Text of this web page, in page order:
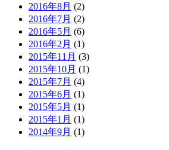
2016年8月 (2)
2016年7月 (2)
2016年5月 (6)
2016年2月 (1)
2015年11月 (3)
2015年10月 (1)
2015年7月 (4)
2015年6月 (1)
2015年5月 (1)
2015年1月 (1)
2014年9月 (1)